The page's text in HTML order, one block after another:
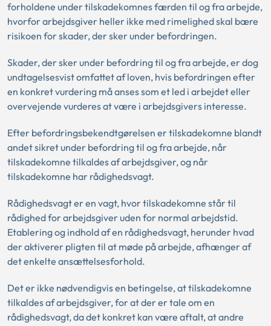
forholdene under tilskadekomnes færden til og fra arbejde,
hvorfor arbejdsgiver heller ikke med rimelighed skal bære
risikoen for skader, der sker under befordringen.
Skader, der sker under befordring til og fra arbejde, er dog
undtagelsesvist omfattet af loven, hvis befordringen efter
en konkret vurdering må anses som et led i arbejdet eller
overvejende vurderes at være i arbejdsgivers interesse.
Efter befordringsbekendtgørelsen er tilskadekomne blandt
andet sikret under befordring til og fra arbejde, når
tilskadekomne tilkaldes af arbejdsgiver, og når
tilskadekomne har rådighedsvagt.
Rådighedsvagt er en vagt, hvor tilskadekomne står til
rådighed for arbejdsgiver uden for normal arbejdstid.
Etablering og indhold af en rådighedsvagt, herunder hvad
der aktiverer pligten til at møde på arbejde, afhænger af
det enkelte ansættelsesforhold.
Det er ikke nødvendigvis en betingelse, at tilskadekomne
tilkaldes af arbejdsgiver, for at der er tale om en
rådighedsvagt, da det konkret kan være aftalt, at andre